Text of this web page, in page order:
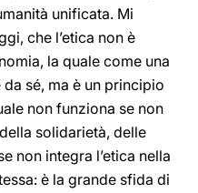
unificata. Mi
che l’etica non è
la quale come una
sé, ma è un principio
non funziona se non
solidarietà, delle
non integra l’etica nella
è la grande sfida di